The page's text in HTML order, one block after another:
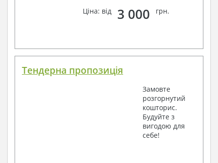
Ціна: від
3 000 грн.
Тендерна пропозиція
Замовте
розгорнутий
кошторис.
Будуйте з
вигодою для
себе!